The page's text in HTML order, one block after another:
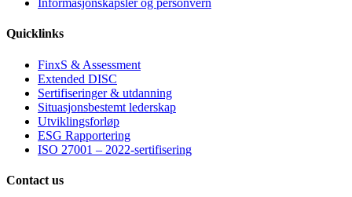
Informasjonskapsler og personvern
Quicklinks
FinxS & Assessment
Extended DISC
Sertifiseringer & utdanning
Situasjonsbestemt lederskap
Utviklingsforløp
ESG Rapportering
ISO 27001 – 2022-sertifisering
Contact us